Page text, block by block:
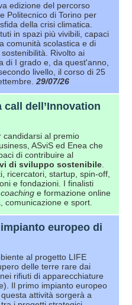
edizione del percorso
Politecnico di Torino per
della crisi climatica.
in spazi più vivibili, capaci
comunità scolastica e di
Rivolto ai
di I grado e, da quest'anno,
livello, il corso di 25
29/07/26
call dell’Innovation
candidarsi al premio
ASviS ed Enea che
di contribuire al
di sviluppo sostenibile.
ricercatori, startup, spin-off,
e fondazioni. I finalisti
coaching e formazione online
comunicazione e sport.
europeo di
al progetto LIFE
delle terre rare dai
rifiuti di apparecchiature
Il primo impianto europeo
attività sorgerà a